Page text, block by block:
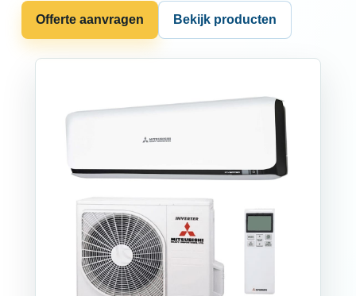
Offerte aanvragen Bekijk producten